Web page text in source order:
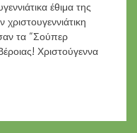
στην
Ευρώπη
έθιμα της
τα “Σούπερ
Χριστούγεννα